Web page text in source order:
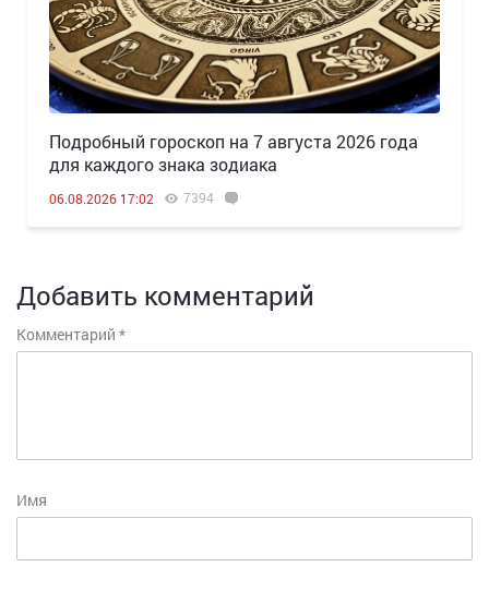
Подробный гороскоп на 7 августа 2026 года
для каждого знака зодиака
06.08.2026 17:02 7394
Добавить комментарий
Комментарий *
Имя